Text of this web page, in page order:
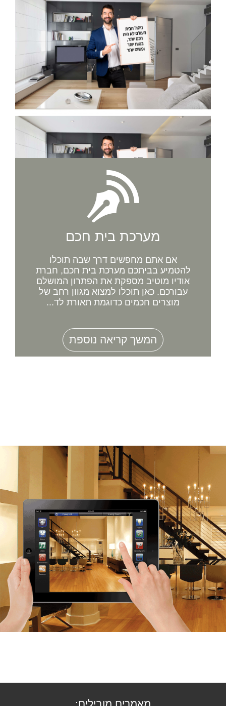
מערכת בית חכם
אם אתם מחפשים דרך שבה תוכלו
להטמיע בביתכם מערכת בית חכם, חברת
אודיו מוטיב מספקת את הפתרון המושלם
עבורכם. כאן תוכלו למצוא מגוון רחב של
מוצרים חכמים כדוגמת תאורת לד...
המשך קריאה נוספת